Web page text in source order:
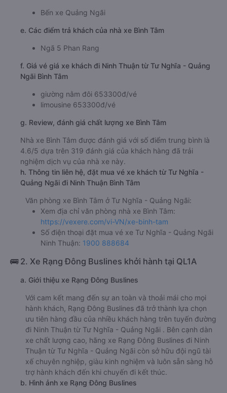
Bến xe Quảng Ngãi
e. Các điểm trả khách của nhà xe Bình Tâm
Ngã 5 Phan Rang
f. Giá vé giá xe khách đi Ninh Thuận từ Tư Nghĩa - Quảng
Ngãi Bình Tâm
giường nằm đôi 653300đ/vé
limousine 653300đ/vé
g. Review, đánh giá chất lượng xe Bình Tâm
Nhà xe Bình Tâm được đánh giá với số điểm trung bình là
4.6/5 dựa trên 319 đánh giá của khách hàng đã trải
nghiệm dịch vụ của nhà xe này.
h. Thông tin liên hệ, đặt mua vé xe khách từ Tư Nghĩa -
Quảng Ngãi đi Ninh Thuận Bình Tâm
Văn phòng xe Bình Tâm ở Tư Nghĩa - Quảng Ngãi:
Xem địa chỉ văn phòng nhà xe Bình Tâm:
https://vexere.com/vi-VN/xe-binh-tam
Số điện thoại đặt mua vé xe Tư Nghĩa - Quảng Ngãi
Ninh Thuận: 1900 888684
🚌 2. Xe Rạng Đông Buslines khởi hành tại QL1A
a. Giới thiệu xe Rạng Đông Buslines
Với cam kết mang đến sự an toàn và thoải mái cho mọi
hành khách, Rạng Đông Buslines đã trở thành lựa chọn
ưu tiên hàng đầu của nhiều khách hàng trên tuyến đường
đi Ninh Thuận từ Tư Nghĩa - Quảng Ngãi . Bên cạnh dàn
xe chất lượng cao, hãng xe Rạng Đông Buslines đi Ninh
Thuận từ Tư Nghĩa - Quảng Ngãi còn sở hữu đội ngũ tài
xế chuyên nghiệp, giàu kinh nghiệm và luôn sẵn sàng hỗ
trợ hành khách đến khi chuyến đi kết thúc.
b. Hình ảnh xe Rạng Đông Buslines